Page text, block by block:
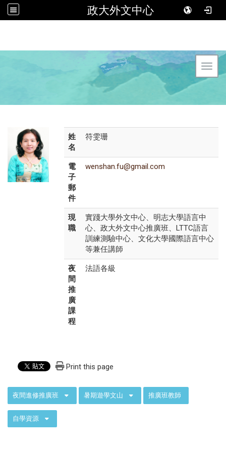
政大外文中心
姓
名
符雯珊
電
子
郵
件
wenshan.fu@gmail.com
現
職
實踐大學外文中心、明志大學語言中
心、政大外文中心推廣班、LTTC語言
訓練測驗中心、文化大學國際語言中心
等兼任講師
夜
間
推
廣
課
程
法語各級
Print this page
夜間進修推廣班 暑期遊學文山 推廣班教師
自學資源